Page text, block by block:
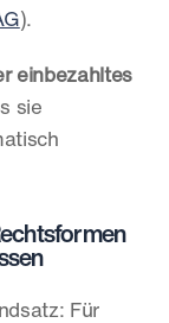
).
einbezahltes
sie
Für